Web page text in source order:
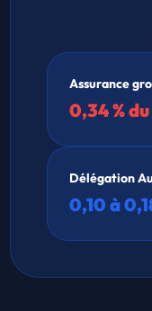
Assurance
0,34 %
Délégation
0,10 à